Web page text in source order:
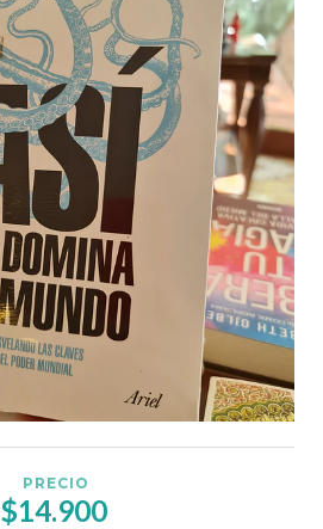
PRECIO
$14.900